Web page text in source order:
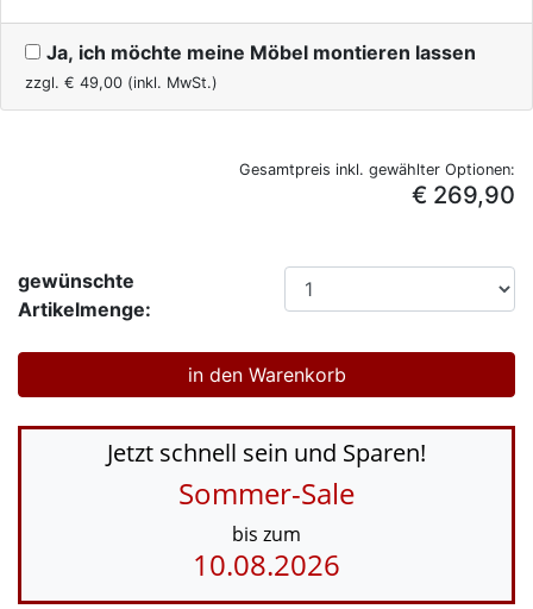
Ja, ich möchte meine Möbel montieren lassen
zzgl. € 49,00 (inkl. MwSt.)
Gesamtpreis inkl. gewählter Optionen:
€ 269,90
gewünschte
Artikelmenge:
Jetzt schnell sein und Sparen!
Sommer-Sale
bis zum
10.08.2026